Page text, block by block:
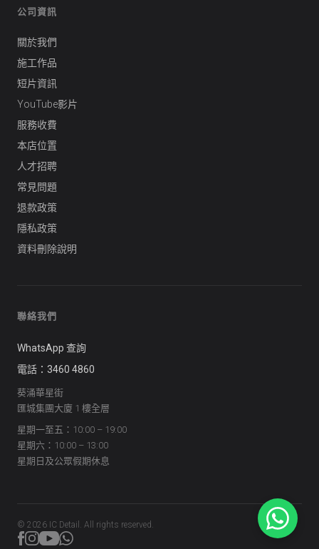
公司資訊
關於我們
施工作品
短片資訊
YouTube影片
服務收費
本店位置
人才招聘
常見問題
退款政策
隱私政策
資料刪除說明
聯絡我們
WhatsApp 查詢
電話：3460 4860
葵涌華星街
匯城集團大廈 1 樓全層
星期一至五：10:00 – 19:00
星期六：10:00 – 13:00
星期日及公眾假期休息
© 2026 IC Detail. All rights reserved.